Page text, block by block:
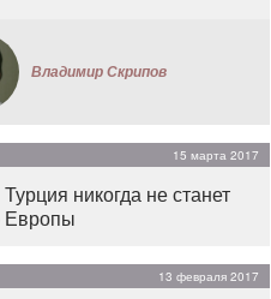
Владимир Скрипов
15 марта 2017
никогда не станет
Европы
13 февраля 2017